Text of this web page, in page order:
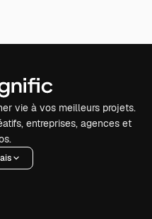
vie à vos meilleurs projets.
entreprises, agences et